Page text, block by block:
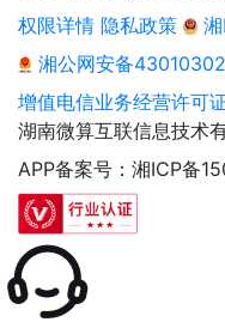
权限详情 隐私政策
湘公网安备
增值电信业务经营许可
湖南微算互联信息技术
APP备案号：湘ICP备